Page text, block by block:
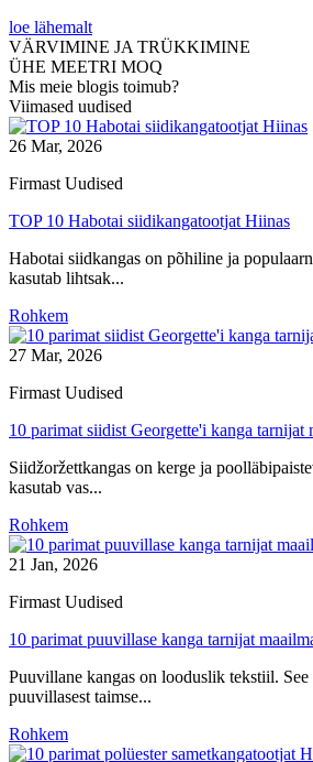
loe lähemalt
VÄRVIMINE JA TRÜKKIMINE
ÜHE MEETRI MOQ
Mis meie blogis toimub?
Viimased uudised
26 Mar, 2026
Firmast Uudised
TOP 10 Habotai siidikangatootjat Hiinas
Habotai siidkangas on põhiline ja
kasutab lihtsak...
Rohkem
27 Mar, 2026
Firmast Uudised
10 parimat siidist Georgette'i kanga tarnijat
Siidžoržettkangas on kerge ja
kasutab vas...
Rohkem
21 Jan, 2026
Firmast Uudised
10 parimat puuvillase kanga tarnijat
Puuvillane kangas on looduslik tekstiil. See
puuvillasest taimse...
Rohkem